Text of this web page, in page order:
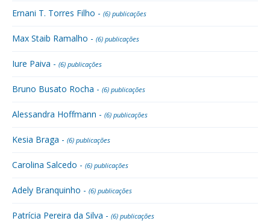
Ernani T. Torres Filho - (6) publicações
Max Staib Ramalho - (6) publicações
Iure Paiva - (6) publicações
Bruno Busato Rocha - (6) publicações
Alessandra Hoffmann - (6) publicações
Kesia Braga - (6) publicações
Carolina Salcedo - (6) publicações
Adely Branquinho - (6) publicações
Patrícia Pereira da Silva - (6) publicações